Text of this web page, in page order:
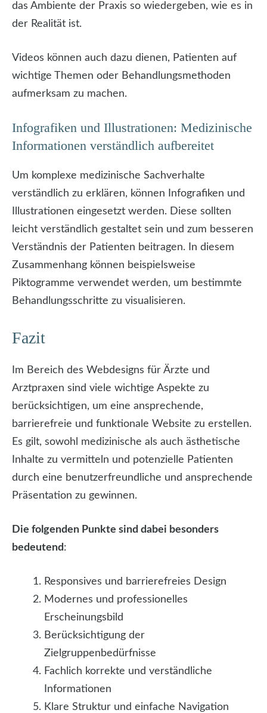
das Ambiente der Praxis so wiedergeben, wie es in
der Realität ist.
Videos können auch dazu dienen, Patienten auf
wichtige Themen oder Behandlungsmethoden
aufmerksam zu machen.
Infografiken und Illustrationen: Medizinische
Informationen verständlich aufbereitet
Um komplexe medizinische Sachverhalte
verständlich zu erklären, können Infografiken und
Illustrationen eingesetzt werden. Diese sollten
leicht verständlich gestaltet sein und zum besseren
Verständnis der Patienten beitragen. In diesem
Zusammenhang können beispielsweise
Piktogramme verwendet werden, um bestimmte
Behandlungsschritte zu visualisieren.
Fazit
Im Bereich des Webdesigns für Ärzte und
Arztpraxen sind viele wichtige Aspekte zu
berücksichtigen, um eine ansprechende,
barrierefreie und funktionale Website zu erstellen.
Es gilt, sowohl medizinische als auch ästhetische
Inhalte zu vermitteln und potenzielle Patienten
durch eine benutzerfreundliche und ansprechende
Präsentation zu gewinnen.
Die folgenden Punkte sind dabei besonders
bedeutend:
Responsives und barrierefreies Design
Modernes und professionelles
Erscheinungsbild
Berücksichtigung der
Zielgruppenbedürfnisse
Fachlich korrekte und verständliche
Informationen
Klare Struktur und einfache Navigation